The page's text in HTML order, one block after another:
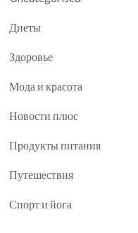
Диеты
Здоровье
Мода и красота
Новости плюс
Продукты питания
Путешествия
Спорт и йога